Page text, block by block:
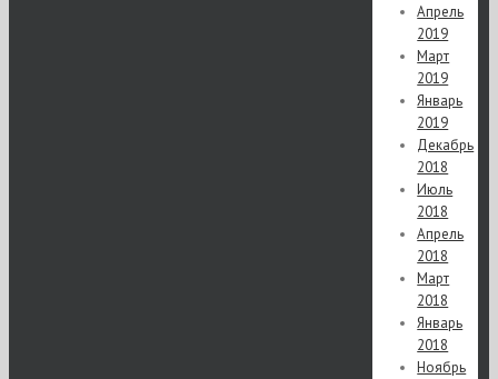
Апрель
2019
Март
2019
Январь
2019
Декабрь
2018
Июль
2018
Апрель
2018
Март
2018
Январь
2018
Ноябрь